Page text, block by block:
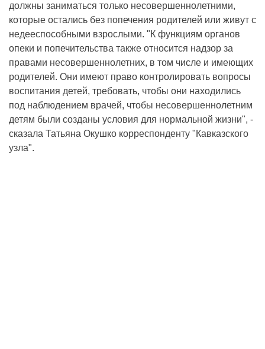
должны заниматься только несовершеннолетними,
которые остались без попечения родителей или живут с
недееспособными взрослыми. "К функциям органов
опеки и попечительства также относится надзор за
правами несовершеннолетних, в том числе и имеющих
родителей. Они имеют право контролировать вопросы
воспитания детей, требовать, чтобы они находились
под наблюдением врачей, чтобы несовершеннолетним
детям были созданы условия для нормальной жизни", -
сказала Татьяна Окушко корреспонденту "Кавказского
узла".